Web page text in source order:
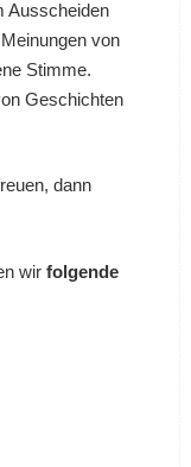
Ausscheiden
von
Stimme.
Geschichten
dann
wir folgende